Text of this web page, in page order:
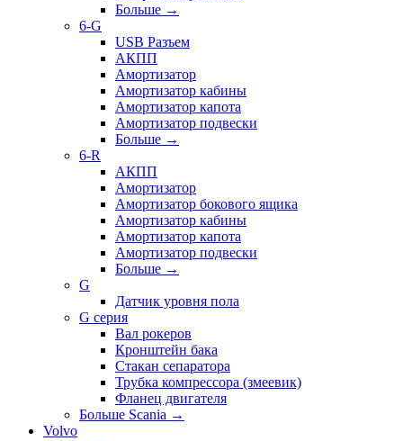
Больше →
6-G
USB Разъем
АКПП
Амортизатор
Амортизатор кабины
Амортизатор капота
Амортизатор подвески
Больше →
6-R
АКПП
Амортизатор
Амортизатор бокового ящика
Амортизатор кабины
Амортизатор капота
Амортизатор подвески
Больше →
G
Датчик уровня пола
G серия
Вал рокеров
Кронштейн бака
Стакан сепаратора
Трубка компрессора (змеевик)
Фланец двигателя
Больше Scania →
Volvo